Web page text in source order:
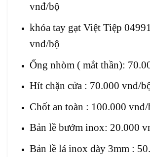
vnđ/bộ
khóa tay gạt Việt Tiệp
vnđ/bộ
Ống nhòm ( mắt thần):
Hít chặn cửa : 70.000 vnđ/
Chốt an toàn : 100.000 vnđ/
Bản lề bướm inox: 20.000
Bản lề lá inox dày 3mm :